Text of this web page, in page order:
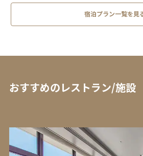
宿泊プラン一覧を見
おすすめのレストラン/施設